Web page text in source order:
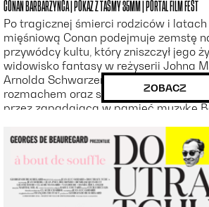
CONAN BARBARZYŃCA | POKAZ Z TAŚMY 35MM | PORTAL FILM FEST
Po tragicznej śmierci rodziców i
mięśniową Conan podejmuje zemstę
przywódcy kultu, który zniszczył jego
widowisko fantasy w reżyserii Johna
Arnolda Schwarzeneggera i do dziś
rozmachem oraz surową, mityczną
przez zapadającą w pamięć muzykę
E. Howarda i klasyka kina fantasy.
ZOBACZ